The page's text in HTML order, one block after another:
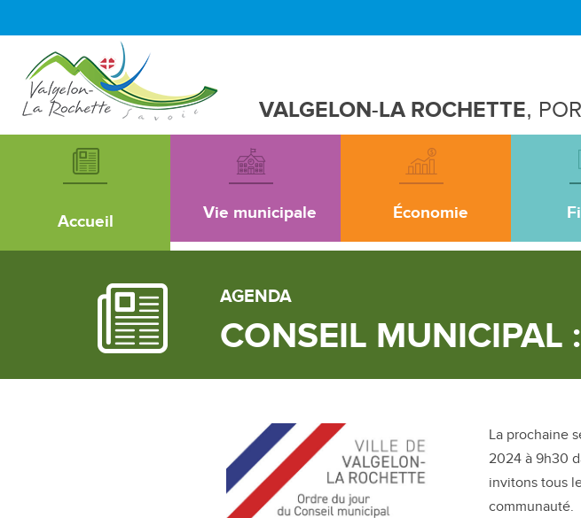
VALGELON-LA ROCHETTE,
Accueil Vie municipale Économie
AGENDA
CONSEIL MUNICIPAL
La prochaine
2024 à 9h30
invitons tous
communauté.